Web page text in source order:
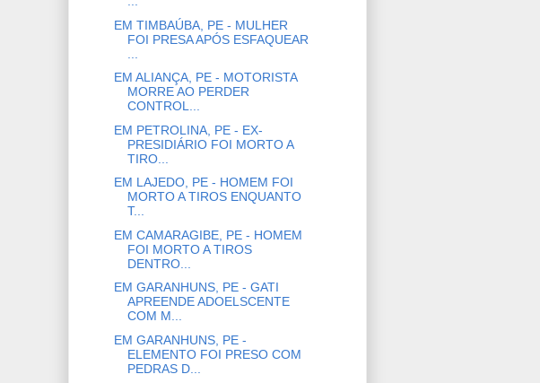
EM TIMBAÚBA, PE - MULHER
FOI PRESA APÓS ESFAQUEAR
EM ALIANÇA, PE - MOTORISTA
MORRE AO PERDER
CONTROL...
EM PETROLINA, PE - EX-
PRESIDIÁRIO FOI MORTO A
TIRO...
EM LAJEDO, PE - HOMEM FOI
MORTO A TIROS ENQUANTO
T...
EM CAMARAGIBE, PE - HOMEM
FOI MORTO A TIROS
DENTRO...
EM GARANHUNS, PE - GATI
APREENDE ADOELSCENTE
COM M...
EM GARANHUNS, PE -
ELEMENTO FOI PRESO COM
PEDRAS D...